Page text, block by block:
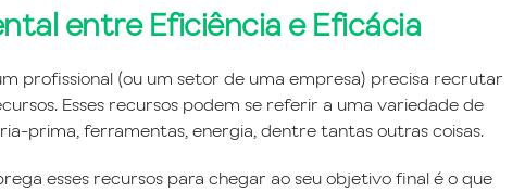
entre Eficiência e Eficácia
profissional (ou um setor de uma empresa) precisa recrutar
Esses recursos podem se referir a uma variedade de
prima, ferramentas, energia, dentre tantas outras coisas.
esses recursos para chegar ao seu objetivo final é o que